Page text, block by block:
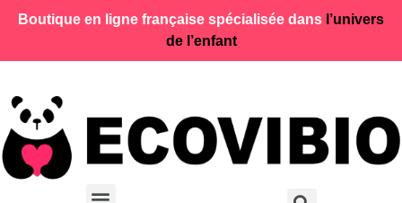
Boutique en ligne française spécialisée dans l’univers
de l’enfant